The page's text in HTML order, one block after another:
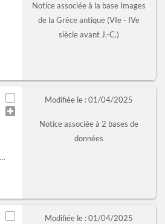
Notice associée à la base Images
de la Grèce antique (VIe - IVe
siècle avant J.-C.)
Modifiée le : 01/04/2025
Notice associée à 2 bases de
données
Modifiée le : 01/04/2025